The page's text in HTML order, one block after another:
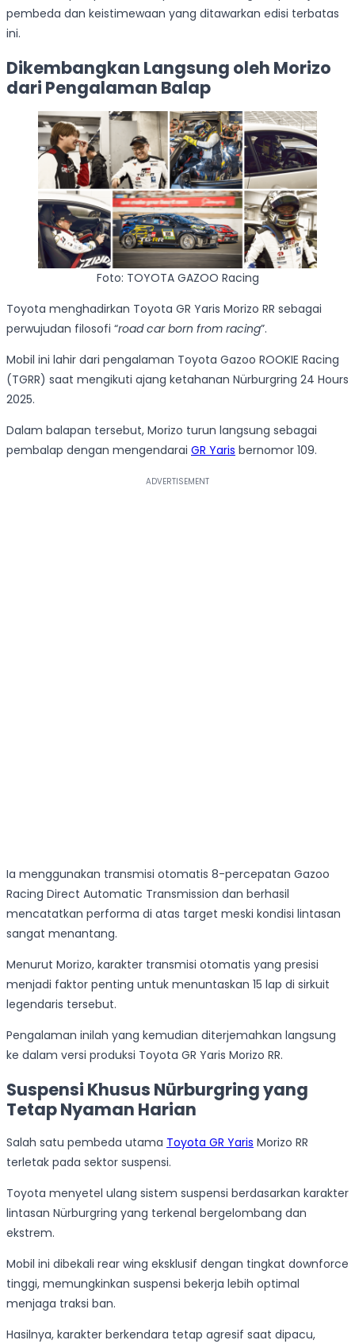
pembeda dan keistimewaan yang ditawarkan edisi terbatas
ini.
Dikembangkan Langsung oleh Morizo
dari Pengalaman Balap
Foto: TOYOTA GAZOO Racing
Toyota menghadirkan Toyota GR Yaris Morizo RR sebagai
perwujudan filosofi “road car born from racing”.
Mobil ini lahir dari pengalaman Toyota Gazoo ROOKIE Racing
(TGRR) saat mengikuti ajang ketahanan Nürburgring 24 Hours
2025.
Dalam balapan tersebut, Morizo turun langsung sebagai
pembalap dengan mengendarai GR Yaris bernomor 109.
Ia menggunakan transmisi otomatis 8-percepatan Gazoo
Racing Direct Automatic Transmission dan berhasil
mencatatkan performa di atas target meski kondisi lintasan
sangat menantang.
Menurut Morizo, karakter transmisi otomatis yang presisi
menjadi faktor penting untuk menuntaskan 15 lap di sirkuit
legendaris tersebut.
Pengalaman inilah yang kemudian diterjemahkan langsung
ke dalam versi produksi Toyota GR Yaris Morizo RR.
Suspensi Khusus Nürburgring yang
Tetap Nyaman Harian
Salah satu pembeda utama Toyota GR Yaris Morizo RR
terletak pada sektor suspensi.
Toyota menyetel ulang sistem suspensi berdasarkan karakter
lintasan Nürburgring yang terkenal bergelombang dan
ekstrem.
Mobil ini dibekali rear wing eksklusif dengan tingkat downforce
tinggi, memungkinkan suspensi bekerja lebih optimal
menjaga traksi ban.
Hasilnya, karakter berkendara tetap agresif saat dipacu,